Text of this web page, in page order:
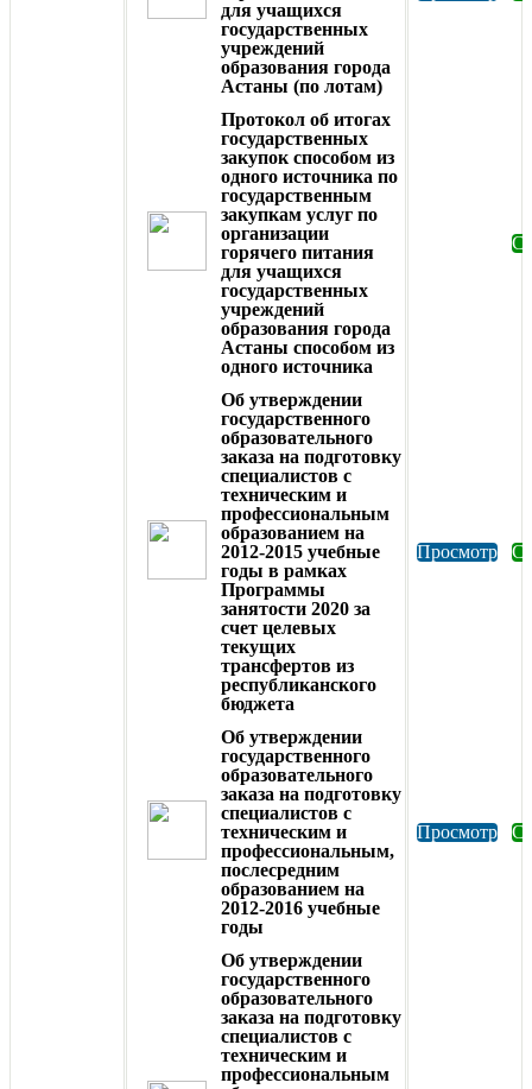
для учащихся
государственных
учреждений
образования города
Астаны (по лотам)
Протокол об итогах
государственных
закупок способом из
одного источника по
государственным
закупкам услуг по
организации
горячего питания
для учащихся
государственных
учреждений
образования города
Астаны способом из
одного источника
Об утверждении
государственного
образовательного
заказа на подготовку
специалистов с
техническим и
профессиональным
образованием на
2012-2015 учебные
годы в рамках
Программы
занятости 2020 за
счет целевых
текущих
трансфертов из
республиканского
бюджета
Просмотр
Об утверждении
государственного
образовательного
заказа на подготовку
специалистов с
техническим и
профессиональным,
послесредним
образованием на
2012-2016 учебные
годы
Просмотр
Об утверждении
государственного
образовательного
заказа на подготовку
специалистов с
техническим и
профессиональным